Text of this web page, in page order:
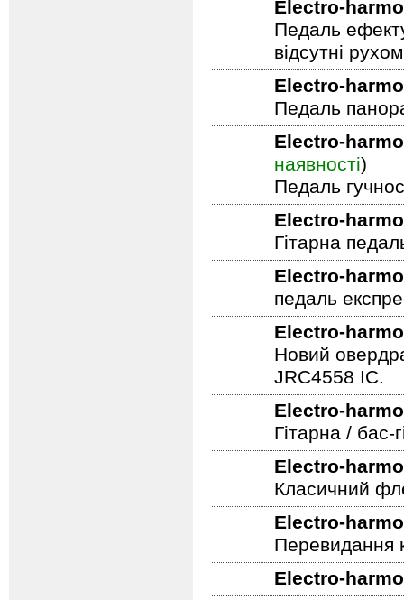
Electro-
Педаль
відсутні
Electro-
Педаль
Electro-
наявності)
Педаль
Electro-
Гітарна
Electro-
педаль
Electro-
Новий
JRC4558 IC.
Electro-
Гітарна /
Electro-
Класичний
Electro-
Перевидання
Electro-